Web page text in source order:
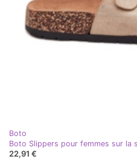
Boto
Boto Slippers pour femmes sur la
22,91 €